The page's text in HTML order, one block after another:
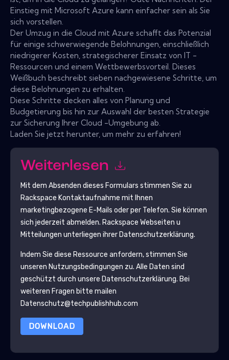
Einstieg mit Microsoft Azure kann einfacher sein als Sie
sich vorstellen.
Der Umzug in die Cloud mit Azure schafft das Potenzial
für einige schwerwiegende Belohnungen, einschließlich
niedrigerer Kosten, strategischerer Einsatz von IT -
Ressourcen und einem Wettbewerbsvorteil. Dieses
Weißbuch beschreibt sieben nachgewiesene Schritte, um
diese Belohnungen zu erhalten.
Diese Schritte decken alles von Planung und
Budgetierung bis hin zur Auswahl der besten Strategie
zur Sicherung Ihrer Cloud -Umgebung ab.
Laden Sie jetzt herunter, um mehr zu erfahren!
Weiterlesen
Mit dem Absenden dieses Formulars stimmen Sie zu
Rackspace Kontaktaufnahme mit Ihnen
marketingbezogene E-Mails oder per Telefon. Sie können
sich jederzeit abmelden. Rackspace Webseiten u
Mitteilungen unterliegen ihrer Datenschutzerklärung.
Indem Sie diese Ressource anfordern, stimmen Sie
unseren Nutzungsbedingungen zu. Alle Daten sind
geschützt durch unsere Datenschutzerklärung. Bei
weiteren Fragen bitte mailen
Datenschutz@techpublishhub.com
DOWNLOAD